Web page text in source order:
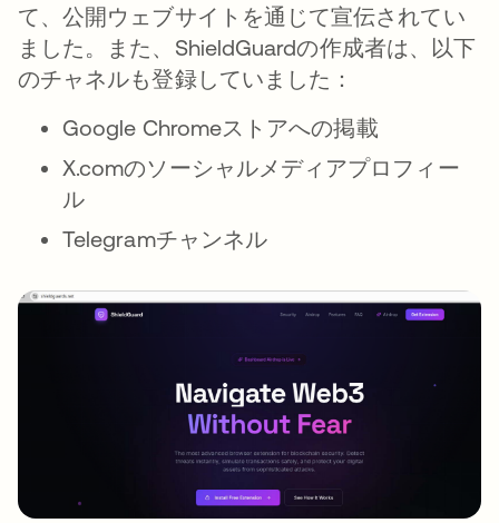
て、公開ウェブサイトを通じて宣伝されてい
ました。また、ShieldGuardの作成者は、以下
のチャネルも登録していました：
Google Chromeストアへの掲載
X.comのソーシャルメディアプロフィー
ル
Telegramチャンネル